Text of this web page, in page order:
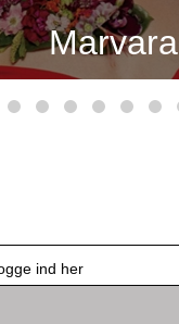
Marvara
ind her